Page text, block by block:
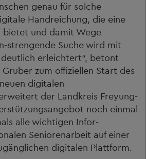
genau für solche
Handreichung, die eine
bietet und damit Wege
strengende Suche wird mit
erleichtert“, betont
zum offiziellen Start des
digitalen
der Landkreis Freyung-
noch einmal
alle wichtigen Infor-
Seniorenarbeit auf einer
digitalen Plattform.